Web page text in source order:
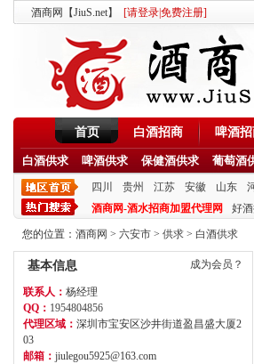
酒商网【JiuS.net】 [请登录免费注册]
首页 白酒招商 啤酒
白酒供求 啤酒供求 保健酒供求 葡萄酒
四川 贵州 江苏 安徽 山东
酒商网-酒水招商加盟代理网
好
您的位置： 酒商网 > 六安市 > 供求 > 白酒供求
成为会员？
基本信息
联系人： 杨经理
QQ： 1954804856
代理区域： 深圳市宝安区沙井街道盈昌盛大厦2
03
邮箱： jiulegou5925@163.com